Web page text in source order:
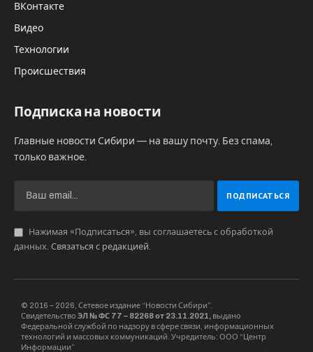
ВКонтакте
Видео
Технологии
Происшествия
Подписка на новости
Главные новости Сибири — на вашу почту. Без спама,
только важное.
Нажимая «Подписаться», вы соглашаетесь с обработкой
данных. Связаться с редакцией
© 2016 – 2026, Сетевое издание “Новости Сибири”.
Свидетельство ЭЛ № ФС 77 – 82268 от 23.11.2021, выдано
Федеральной службой по надзору в сфере связи, информационных
технологий и массовых коммуникаций. Учредитель: ООО “Центр
Информации”